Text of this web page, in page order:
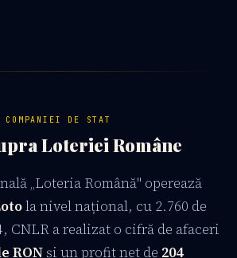
COMPANIEI DE STAT
Loteriei Române
„Loteria Română" operează
la nivel național, cu 2.760 de
CNLR a realizat o cifră de afaceri
RON și un profit net de 204